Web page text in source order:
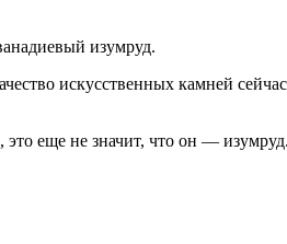
изумруд.
искусственных камней
еще не значит, что он —